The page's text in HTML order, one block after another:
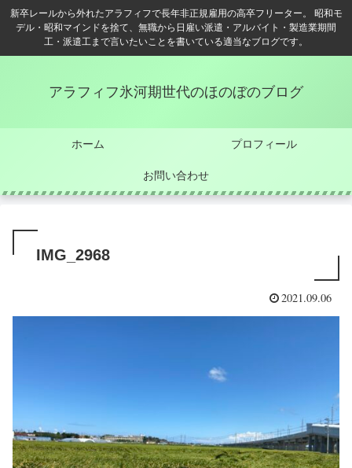
新卒レールから外れたアラフィフで長年非正規雇用の高卒フリーター。 昭和モ
デル・昭和マインドを捨て、無職から日雇い派遣・アルバイト・製造業期間
工・派遣工まで言いたいことを書いている適当なブログです。
アラフィフ氷河期世代のほのぼのブログ
ホーム プロフィール
お問い合わせ
IMG_2968
2021.09.06